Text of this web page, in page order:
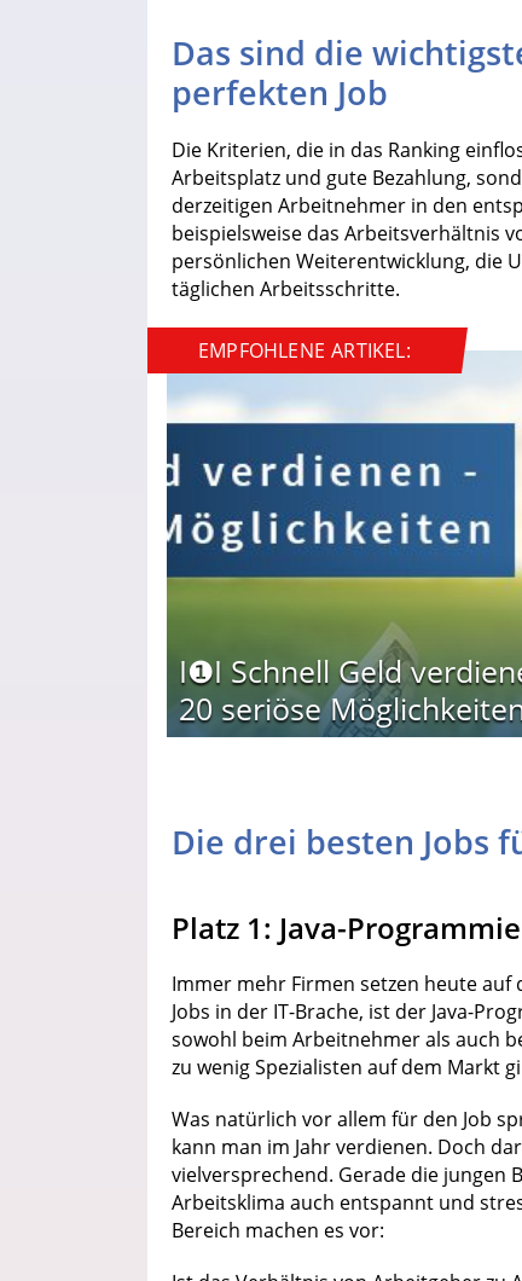
Das sind die
perfekten Job
Die Kriterien, die in das Ranking
Arbeitsplatz und gute Bezahlung,
derzeitigen Arbeitnehmer in den
beispielsweise das Arbeitsverhältnis
persönlichen Weiterentwicklung, die
täglichen Arbeitsschritte.
EMPFOHLENE ARTIKEL:
I❶I Schnell Geld
20 seriöse
Die drei besten Jobs
Platz 1: Java-
Immer mehr Firmen setzen heute auf
Jobs in der IT-Brache, ist der Java-
sowohl beim Arbeitnehmer als auch
zu wenig Spezialisten auf dem Markt
Was natürlich vor allem für den Job
kann man im Jahr verdienen. Doch
vielversprechend. Gerade die jungen
Arbeitsklima auch entspannt und
Bereich machen es vor: